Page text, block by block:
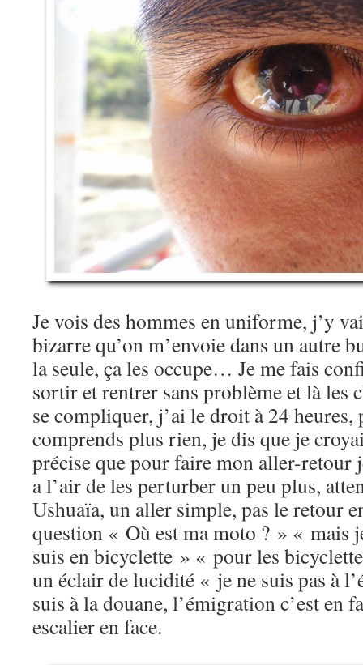
Je vois des hommes en uniforme, j’y
bizarre qu’on m’envoie dans un autre
la seule, ça les occupe… Je me fais
sortir et rentrer sans problème et là les
se compliquer, j’ai le droit à 24 heures,
comprends plus rien, je dis que je
précise que pour faire mon aller-retour
a l’air de les perturber un peu plus,
Ushuaïa, un aller simple, pas le retour
question « Où est ma moto ? » « mais
suis en bicyclette » « pour les
un éclair de lucidité « je ne suis pas à
suis à la douane, l’émigration c’est en
escalier en face.